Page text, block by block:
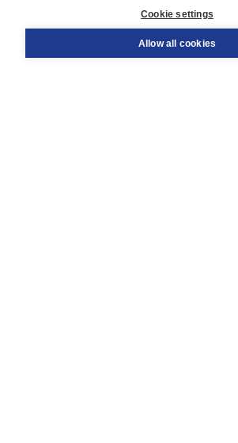
Order
Cookie settings
Allow all cookies